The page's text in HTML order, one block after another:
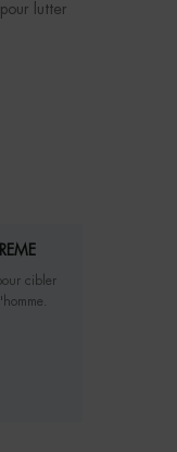
lutter
cibler